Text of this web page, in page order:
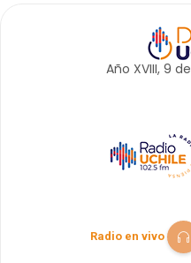
Año XVIII, 9 de
Radio en vivo